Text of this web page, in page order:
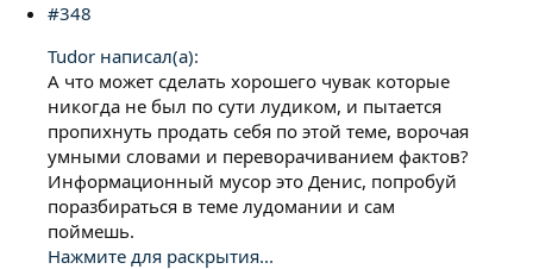
#348
Tudor написал(а):
А что может сделать хорошего чувак которые
никогда не был по сути лудиком, и пытается
пропихнуть продать себя по этой теме, ворочая
умными словами и переворачиванием фактов?
Информационный мусор это Денис, попробуй
поразбираться в теме лудомании и сам
поймешь.
Нажмите для раскрытия...